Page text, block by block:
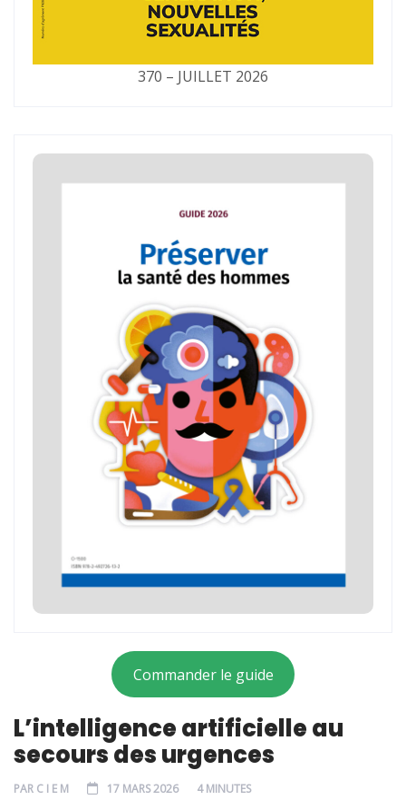
370 – JUILLET 2026
Commander le guide
L’intelligence artificielle au
secours des urgences
PAR C I E M 17 MARS 2026 4 MINUTES